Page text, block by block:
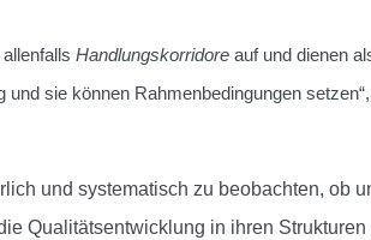
Handlungskorridore auf und dienen
sie können Rahmenbedingungen
und systematisch zu beobachten, ob
Qualitätsentwicklung in ihren Strukturen